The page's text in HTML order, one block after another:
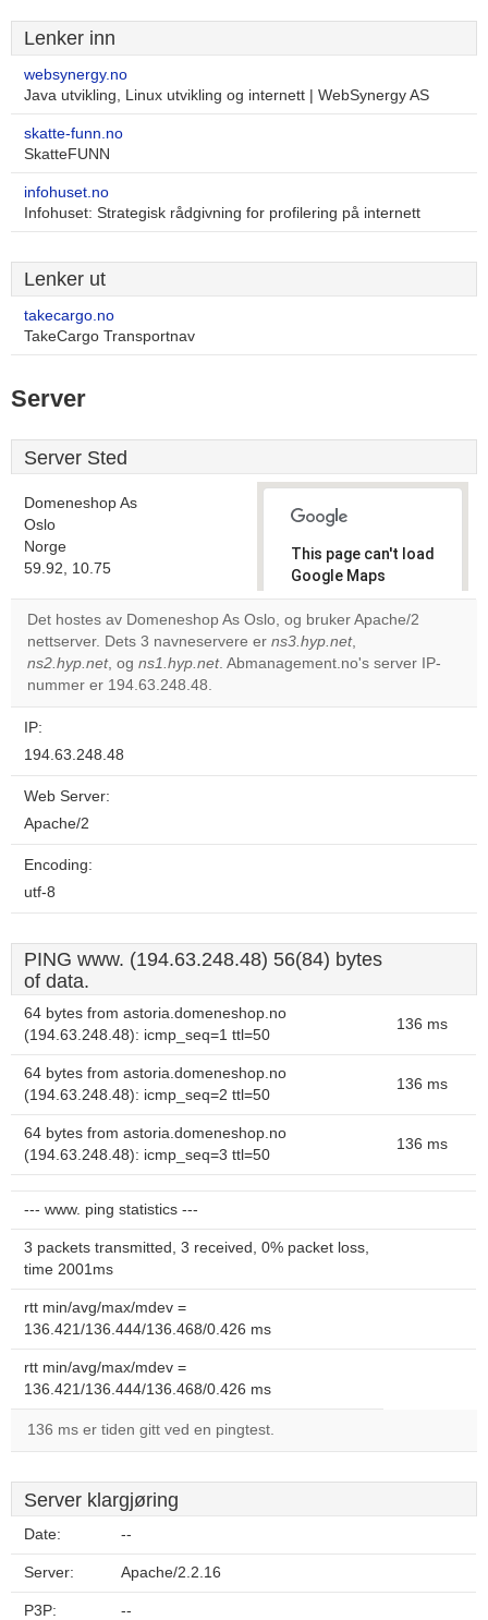
Lenker inn
websynergy.no
Java utvikling, Linux utvikling og internett | WebSynergy AS
skatte-funn.no
SkatteFUNN
infohuset.no
Infohuset: Strategisk rådgivning for profilering på internett
Lenker ut
takecargo.no
TakeCargo Transportnav
Server
Server Sted
Domeneshop As
Oslo
Norge
59.92, 10.75
This page can't load
Google Maps
correctly.
Do you
own this
OK
Det hostes av Domeneshop As Oslo, og bruker Apache/2
nettserver. Dets 3 navneservere er ns3.hyp.net,
ns2.hyp.net, og ns1.hyp.net. Abmanagement.no's server IP-
nummer er 194.63.248.48.
IP:
194.63.248.48
Web Server:
Apache/2
Encoding:
utf-8
PING www. (194.63.248.48) 56(84) bytes
of data.
64 bytes from astoria.domeneshop.no
(194.63.248.48): icmp_seq=1 ttl=50
136 ms
64 bytes from astoria.domeneshop.no
(194.63.248.48): icmp_seq=2 ttl=50
136 ms
64 bytes from astoria.domeneshop.no
(194.63.248.48): icmp_seq=3 ttl=50
136 ms
--- www. ping statistics ---
3 packets transmitted, 3 received, 0% packet loss,
time 2001ms
rtt min/avg/max/mdev =
136.421/136.444/136.468/0.426 ms
rtt min/avg/max/mdev =
136.421/136.444/136.468/0.426 ms
136 ms er tiden gitt ved en pingtest.
Server klargjøring
Date: --
Server: Apache/2.2.16
P3P: --